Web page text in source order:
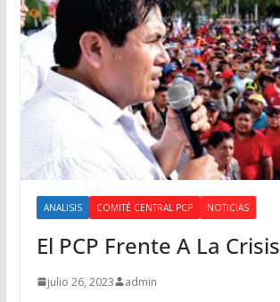
ANALISIS COMITÉ CENTRAL PCP NOTICIAS
El PCP Frente A La Crisis
julio 26, 2023 admin